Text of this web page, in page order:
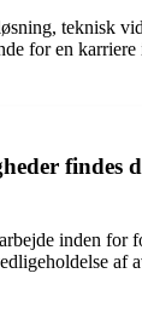
teknisk
for en karriere
findes
inden for
af